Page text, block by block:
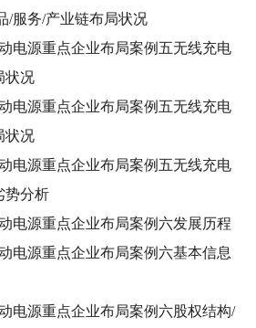
/服务/产业链布局状况
电源重点企业布局案例五无线充电
状况
电源重点企业布局案例五无线充电
状况
电源重点企业布局案例五无线充电
势分析
电源重点企业布局案例六发展历程
电源重点企业布局案例六基本信息
电源重点企业布局案例六股权结构/